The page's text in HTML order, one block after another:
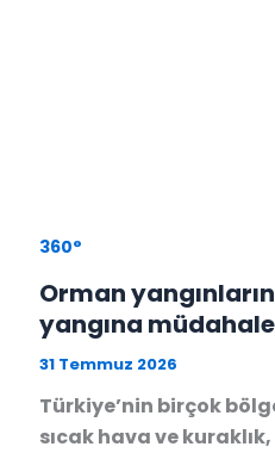
360°
Orman
yangına
31 Temmuz 2026
Türkiye’nin birçok
sıcak hava ve